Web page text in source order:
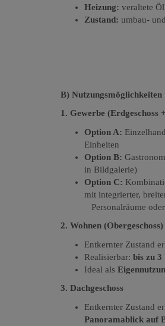
Heizung: veraltete
Zustand: umbau-
B) Nutzungsmöglichkeiten
1. Gewerbe (Erdgeschoss
Option A:
Einheiten
Option B:
in Bildgalerie)
Option C:
mit integrierter,
Personalräume
2. Wohnen (Obergeschoss)
Entkernter Zustand
Realisierbar: bis zu 3
Ideal als
3. Dachgeschoss
Entkernter Zustand
Panoramablick auf